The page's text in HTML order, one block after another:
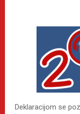
Deklaracijom se